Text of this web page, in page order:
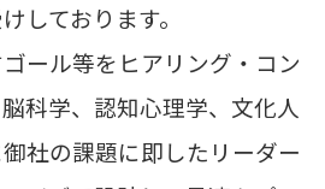
しております。
ール等をヒアリング・コン
脳科学、認知心理学、文化人
社の課題に即したリーダー